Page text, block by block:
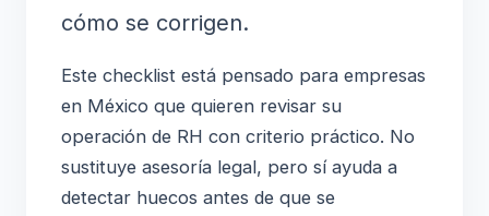
cómo se corrigen.
Este checklist está pensado para empresas
en México que quieren revisar su
operación de RH con criterio práctico. No
sustituye asesoría legal, pero sí ayuda a
detectar huecos antes de que se